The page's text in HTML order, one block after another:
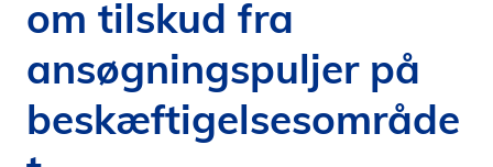
n
l
om tilskud fra
ansøgningspuljer på
beskæftigelsesområde